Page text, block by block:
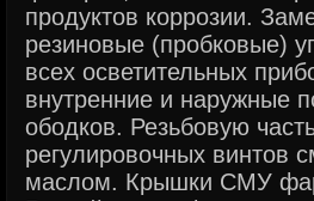
продуктов коррозии.
резиновые (пробковые)
всех осветительных
внутренние и наружные
ободков. Резьбовую
регулировочных винтов
маслом. Крышки СМУ